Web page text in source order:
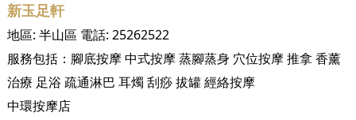
新玉足軒
地區: 半山區 電話: 25262522
服務包括： 腳底按摩中式按摩蒸腳蒸身 穴位按摩推拿香薰
治療 足浴 疏通淋巴 耳燭 刮痧拔罐經絡按摩
中環按摩店